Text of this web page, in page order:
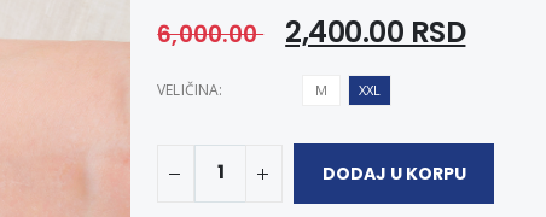
6,000.00 2,400.00 RSD
VELIČINA: M XXL
1 DODAJ U KORPU